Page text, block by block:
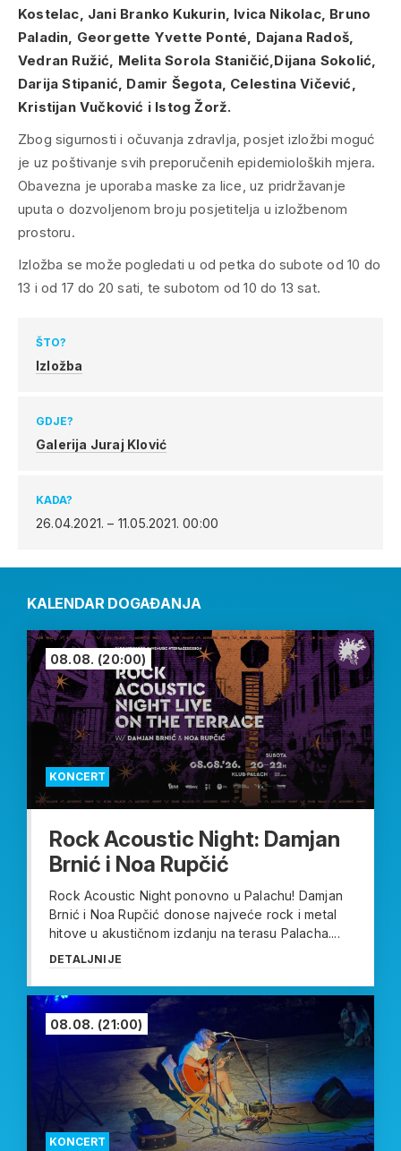
Kostelac, Jani Branko Kukurin, Ivica Nikolac, Bruno
Paladin, Georgette Yvette Ponté, Dajana Radoš,
Vedran Ružić, Melita Sorola Staničić,Dijana Sokolić,
Darija Stipanić, Damir Šegota, Celestina Vičević,
Kristijan Vučković i Istog Žorž.
Zbog sigurnosti i očuvanja zdravlja, posjet izložbi moguć
je uz poštivanje svih preporučenih epidemioloških mjera.
Obavezna je uporaba maske za lice, uz pridržavanje
uputa o dozvoljenom broju posjetitelja u izložbenom
prostoru.
Izložba se može pogledati u od petka do subote od 10 do
13 i od 17 do 20 sati, te subotom od 10 do 13 sat.
ŠTO?
Izložba
GDJE?
Galerija Juraj Klović
KADA?
26.04.2021. – 11.05.2021. 00:00
KALENDAR DOGAĐANJA
KONCERT
08.08. (20:00)
Rock Acoustic Night: Damjan
Brnić i Noa Rupčić
Rock Acoustic Night ponovno u Palachu! Damjan
Brnić i Noa Rupčić donose najveće rock i metal
hitove u akustičnom izdanju na terasu Palacha....
DETALJNIJE
KONCERT
08.08. (21:00)